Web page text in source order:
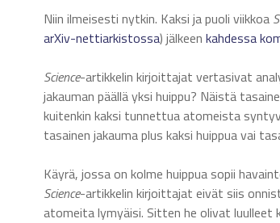
Niin ilmeisesti nytkin. Kaksi ja puoli viikkoa
arXiv-nettiarkistossa) jälkeen kahdessa
Science-artikkelin kirjoittajat vertasivat
jakauman päällä yksi huippu? Näistä
kuitenkin kaksi tunnettua atomeista
tasainen jakauma plus kaksi huippua vai
Käyrä, jossa on kolme huippua sopii
Science-artikkelin kirjoittajat eivät siis
atomeita lymyäisi. Sitten he olivat luulleet